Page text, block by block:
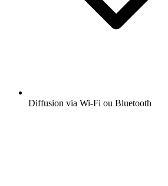
Diffusion via Wi-Fi ou Bluetooth